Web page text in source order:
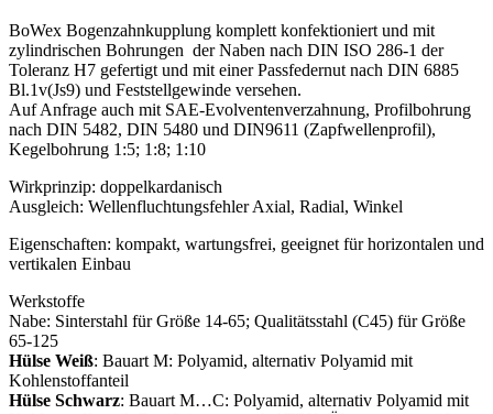
BoWex Bogenzahnkupplung komplett konfektioniert und mit
zylindrischen Bohrungen der Naben nach DIN ISO 286-1 der
Toleranz H7 gefertigt und mit einer Passfedernutnach DIN 6885
Bl.1v(Js9) und Feststellgewinde versehen.
Auf Anfrage auch mit SAE-Evolventenverzahnung, Profilbohrung
nach DIN 5482, DIN 5480 und DIN9611 (Zapfwellenprofil),
Kegelbohrung 1:5; 1:8; 1:10
Wirkprinzip: doppelkardanisch
Ausgleich: Wellenfluchtungsfehler Axial, Radial, Winkel
Eigenschaften: kompakt, wartungsfrei, geeignet für horizontalen und
vertikalen Einbau
Werkstoffe
Nabe: Sinterstahl für Größe 14-65; Qualitätsstahl (C45) für Größe
65-125
Hülse Weiß: Bauart M: Polyamid, alternativ Polyamid mit
Kohlenstoffanteil
Hülse Schwarz: Bauart M…C: Polyamid, alternativ Polyamid mit